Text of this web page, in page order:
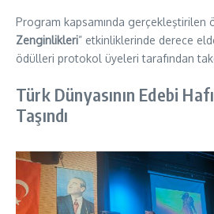
Program kapsamında gerçekleştirilen
Zenginlikleri” etkinliklerinde derece
ödülleri protokol üyeleri tarafından
Türk Dünyasının Edebi
Taşındı